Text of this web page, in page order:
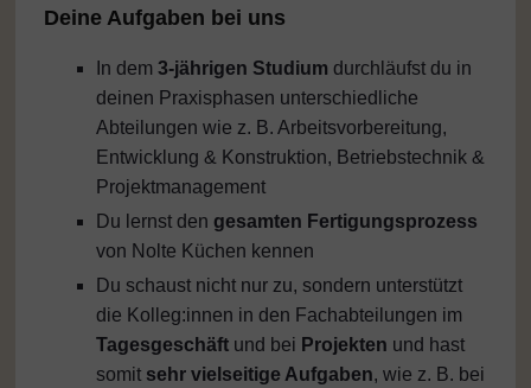
Deine Aufgaben bei uns
In dem 3-jährigen Studium durchläufst du in
deinen Praxisphasen unterschiedliche
Abteilungen wie z. B. Arbeitsvorbereitung,
Entwicklung & Konstruktion, Betriebstechnik &
Projektmanagement
Du lernst den gesamten Fertigungsprozess
von Nolte Küchen kennen
Du schaust nicht nur zu, sondern unterstützt
die Kolleg:innen in den Fachabteilungen im
Tagesgeschäft und bei Projekten und hast
somit sehr vielseitige Aufgaben, wie z. B. bei